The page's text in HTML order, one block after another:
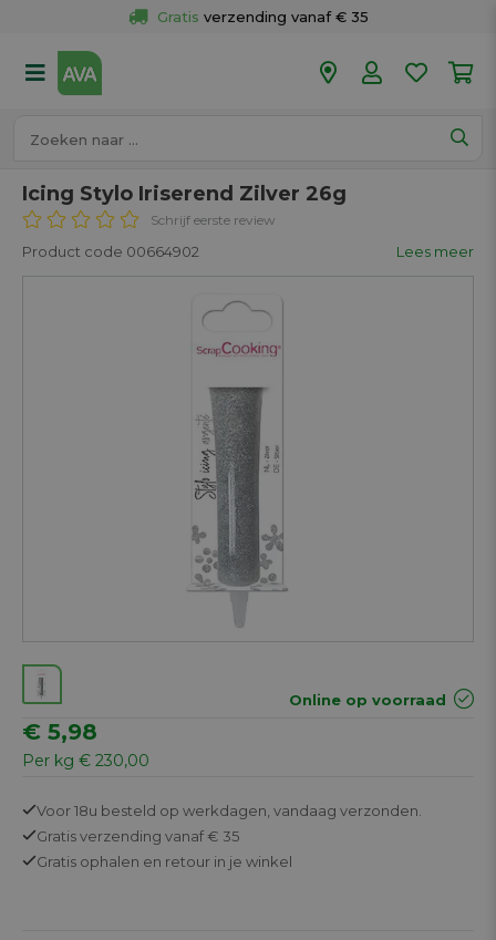
Gratis verzending vanaf € 35
50 winkels
Icing Stylo Iriserend Zilver 26g
Schrijf eerste review
Product code 00664902 Lees meer
Online op voorraad
€ 5,98
Per kg € 230,00
Voor 18u besteld op werkdagen, vandaag verzonden.
Gratisverzending vanaf € 35
Gratis ophalen en retour in je winkel